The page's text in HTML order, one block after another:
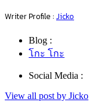
Writer Profile : Jicko
Blog :
โกะ โกะ
Social Media :
View all post by Jicko